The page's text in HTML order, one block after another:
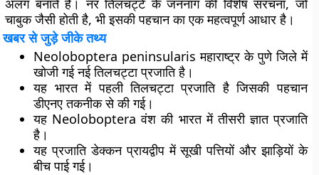
अलग बनाते हैं। नर तिलचट्टे के जननांग की विशेष संरचना, जो
चाबुक जैसी होती है, भी इसकी पहचान का एक महत्वपूर्ण आधार है।
खबर से जुड़े जीके तथ्य
Neoloboptera peninsularis महाराष्ट्र के पुणे जिले में
खोजी गई नई तिलचट्टा प्रजाति है।
यह भारत में पहली तिलचट्टा प्रजाति है जिसकी पहचान
डीएनए तकनीक से की गई।
यह Neoloboptera वंश की भारत में तीसरी ज्ञात प्रजाति
है।
यह प्रजाति डेक्कन प्रायद्वीप में सूखी पत्तियों और झाड़ियों के
बीच पाई गई।